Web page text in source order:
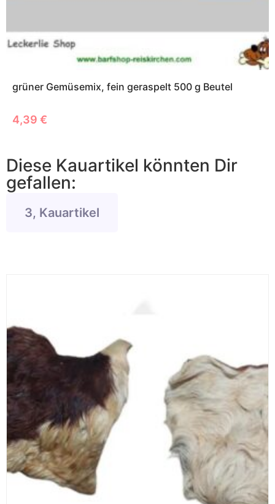
grüner Gemüsemix, fein geraspelt 500 g Beutel
4,39 €
Diese Kauartikel könnten Dir
gefallen:
3, Kauartikel